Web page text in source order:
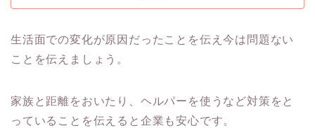
生活面での変化が原因だったことを伝え今は問題ない
ことを伝えましょう。
家族と距離をおいたり、ヘルパーを使うなど対策をと
っていることを伝えると企業も安心です。